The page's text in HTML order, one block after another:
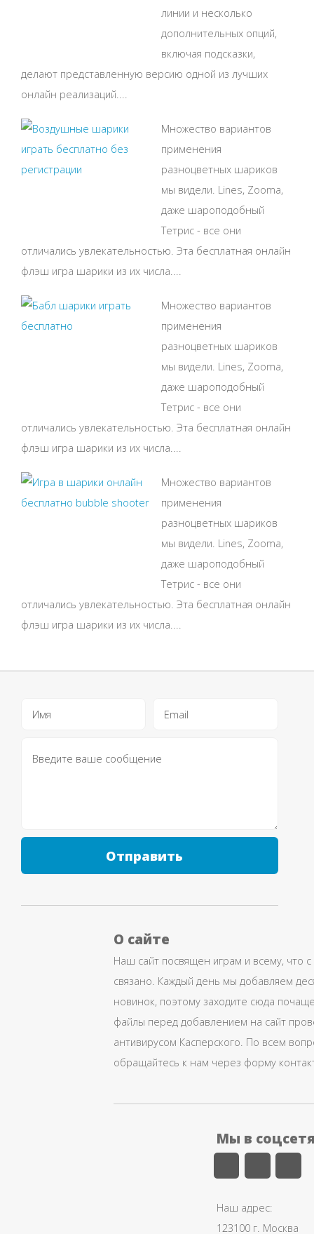
линии и несколько
дополнительных опций,
включая подсказки,
делают представленную версию одной из лучших
онлайн реализаций....
Множество вариантов
применения
разноцветных шариков
мы видели. Lines, Zooma,
даже шароподобный
Тетрис - все они
отличались увлекательностью. Эта бесплатная онлайн
флэш игра шарики из их числа....
Множество вариантов
применения
разноцветных шариков
мы видели. Lines, Zooma,
даже шароподобный
Тетрис - все они
отличались увлекательностью. Эта бесплатная онлайн
флэш игра шарики из их числа....
Множество вариантов
применения
разноцветных шариков
мы видели. Lines, Zooma,
даже шароподобный
Тетрис - все они
отличались увлекательностью. Эта бесплатная онлайн
флэш игра шарики из их числа....
Отправить
О сайте
Наш сайт посвящен играм и всему, что
связано. Каждый день мы добавляем
новинок, поэтому заходите сюда
файлы перед добавлением на сайт
антивирусом Касперского. По всем
обращайтесь к нам через форму
Мы в
Наш адрес:
123100 г. Москва